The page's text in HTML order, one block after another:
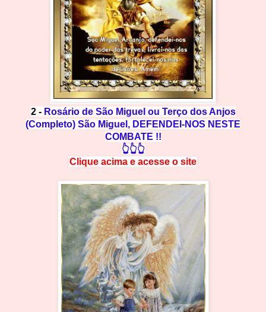
2 - Rosário de São Miguel ou Terço dos Anjos
(Completo) São Miguel, DEFENDEI-NOS NESTE
COMBATE !!
👆👆👆
Clique acima e acesse o site